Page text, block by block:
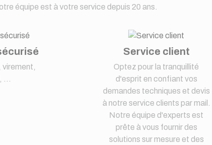
équipe est à votre service depuis 20 ans.
Service client
Optez pour la tranquillité
d'esprit en confiant vos
demandes techniques et devis
à notre service clients par mail.
Notre équipe d'experts est
prête à vous fournir des
solutions sur mesure et des